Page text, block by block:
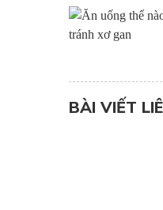
BÀI VIẾT